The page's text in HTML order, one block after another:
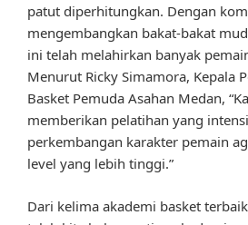
patut diperhitungkan. Dengan
mengembangkan bakat-bakat
ini telah melahirkan banyak
Menurut Ricky Simamora, Kepala
Basket Pemuda Asahan Medan,
memberikan pelatihan yang
perkembangan karakter pemain
level yang lebih tinggi.”
Dari kelima akademi basket